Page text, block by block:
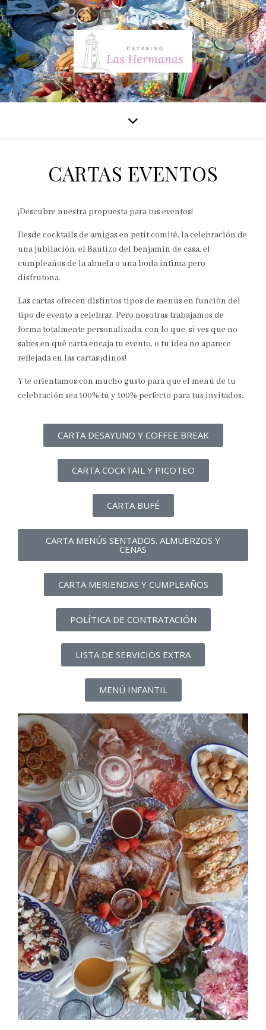
CARTAS EVENTOS
¡Descubre nuestra propuesta para tus eventos!
Desde cocktails de amigas en petit comité, la celebración de
una jubilación, el Bautizo del benjamín de casa, el
cumpleaños de la abuela o una boda íntima pero
disfrutona.
Las cartas ofrecen distintos tipos de menús en función del
tipo de evento a celebrar. Pero nosotras trabajamos de
forma totalmente personalizada, con lo que, si ves que no
sabes en qué carta encaja tu evento, o tu idea no aparece
reflejada en las cartas ¡dinos!
Y te orientamos con mucho gusto para que el menú de tu
celebración sea 100% tú y 100% perfecto para tus invitados.
CARTA DESAYUNO Y COFFEE BREAK
CARTA COCKTAIL Y PICOTEO
CARTA BUFÉ
CARTA MENÚS SENTADOS. ALMUERZOS Y
CENAS
CARTA MERIENDAS Y CUMPLEAÑOS
POLÍTICA DE CONTRATACIÓN
LISTA DE SERVICIOS EXTRA
MENÚ INFANTIL